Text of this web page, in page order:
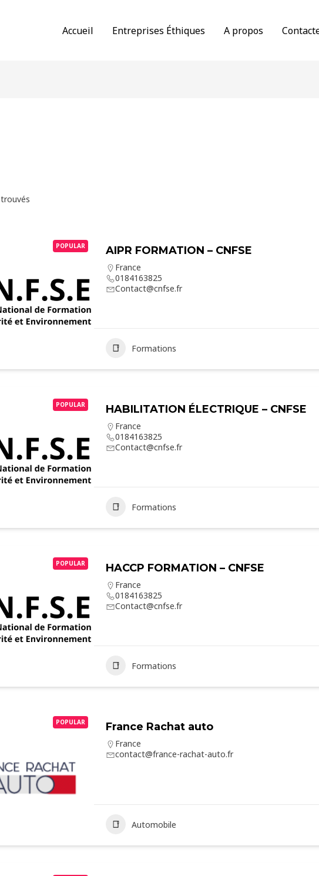
Accueil Entreprises Éthiques A propos
POPULAR AIPR FORMATION – CNFSE
France
0184163825
Contact@cnfse.fr
Formations
POPULAR HABILITATION ÉLECTRIQUE – CNFSE
France
0184163825
Contact@cnfse.fr
Formations
POPULAR HACCP FORMATION – CNFSE
France
0184163825
Contact@cnfse.fr
Formations
POPULAR France Rachat auto
France
contact@france-rachat-auto.fr
Automobile